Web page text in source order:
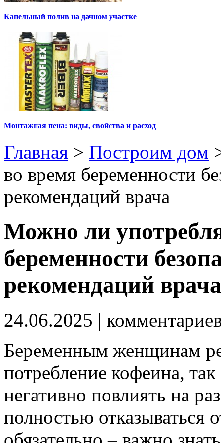
Капельный полив на дачном участке
Монтажная пена: виды, свойства и расход
Главная > Построим дом
во время беременности
рекомендаций врача
Можно ли
беременности
рекомендаций врача
24.06.2025 |
Беременным женщинам
потребление кофеина,
негативно повлиять на
полностью отказываться